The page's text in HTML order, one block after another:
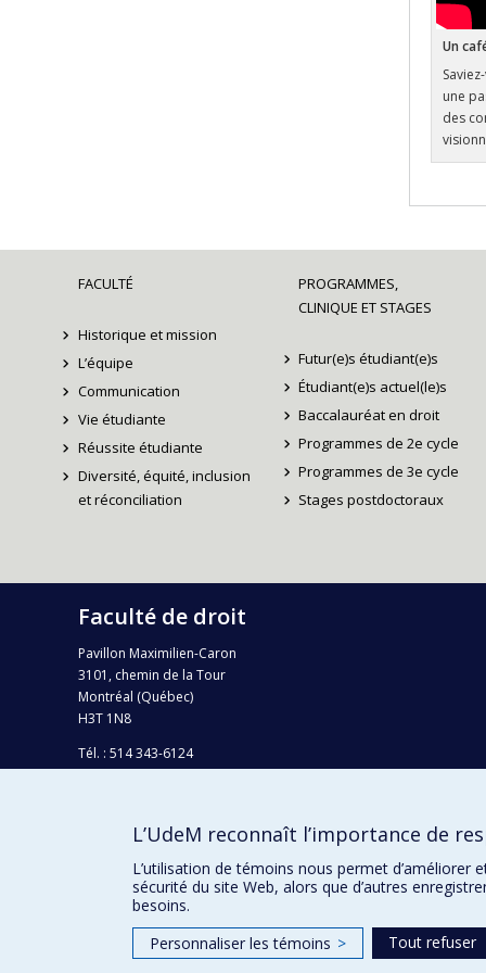
Un
une
des
FACULTÉ
Historique et mission
L’équipe
Communication
Vie étudiante
Réussite étudiante
Diversité, équité, inclusion
et réconciliation
PROGRAMMES,
CLINIQUE ET STAGES
Futur(e)s étudiant(e)s
Étudiant(e)s actuel(le)s
Baccalauréat en droit
Programmes de 2e cycle
Programmes de 3e cycle
Stages postdoctoraux
Faculté de droit
Pavillon Maximilien-Caron
3101, chemin de la Tour
Montréal (Québec)
H3T 1N8
Tél. : 514 343-6124
Téléc.: 514 343-2199
Plan campusL’UdeM reconnaît l’importance de
L’utilisation de témoins nous permet
sécurité du site Web, alors que d’autres
besoins.
Personnaliser les témoins > Tout refuser